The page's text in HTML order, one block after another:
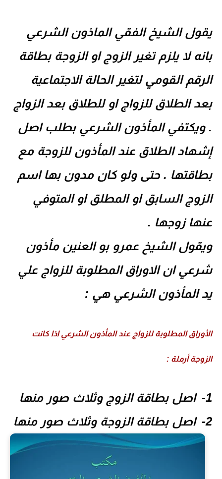
الشيخ الفقي الماذون الشرعي
لا يلزم تغير الزوج او الزوجة بطاقة
القومي لتغير الحالة الاجتماعية
الطلاق للزواج او للطلاق بعد الزواج
المأذون الشرعي بطلب اصل
الطلاق عند المأذون للزوجة مع
. حتى ولو كان مدون بها اسم
السابق او المطلق او المتوفي
زوجها .
الشيخ عمرو بو العنين مأذون
انالاوراق المطلوبة للزواج علي
المأذون الشرعي هي :
المطلوبة للزواج عند المأذون الشرعي اذا كانت
أرملة :
اصل بطاقة الزوج وثلاث صور منها
اصل بطاقة الزوجة وثلاث صور منها